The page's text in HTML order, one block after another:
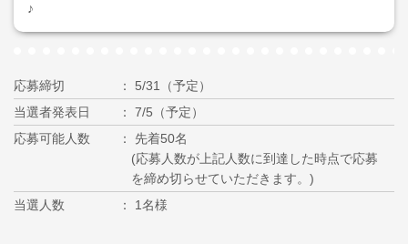
♪
応募締切
5/31（予定）
当選者発表日
7/5（予定）
応募可能人数
先着50名
(応募人数が上記人数に到達した時点で応募
を締め切らせていただきます。)
当選人数
1名様